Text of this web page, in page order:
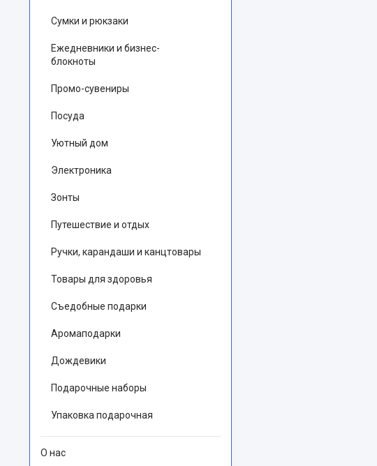
Сумки и рюкзаки
Ежедневники и бизнес-
блокноты
Промо-сувениры
Посуда
Уютный дом
Электроника
Зонты
Путешествие и отдых
Ручки, карандаши и канцтовары
Товары для здоровья
Съедобные подарки
Аромаподарки
Дождевики
Подарочные наборы
Упаковка подарочная
О нас